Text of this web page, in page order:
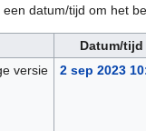
een datum/tijd om het
Datum/tijd
versie
2 sep 2023